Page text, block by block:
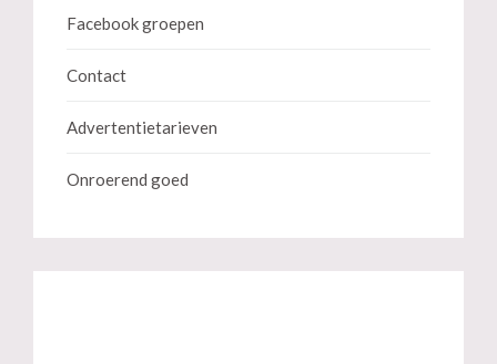
Facebook groepen
Contact
Advertentietarieven
Onroerend goed